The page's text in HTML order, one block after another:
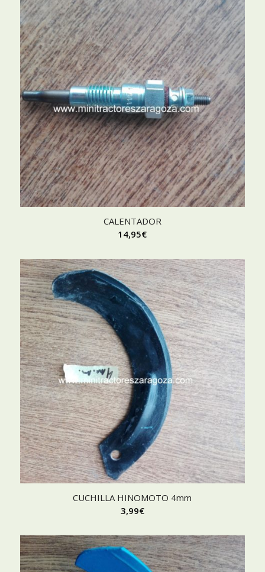
CALENTADOR
14,95€
CUCHILLA HINOMOTO 4mm
3,99€